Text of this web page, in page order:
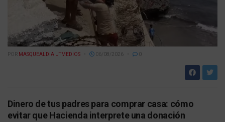
POR MASQUEALDIA UTMEDIOS 06/08/2026 0
Dinero de tus padres para comprar casa: cómo
evitar que Hacienda interprete una donación